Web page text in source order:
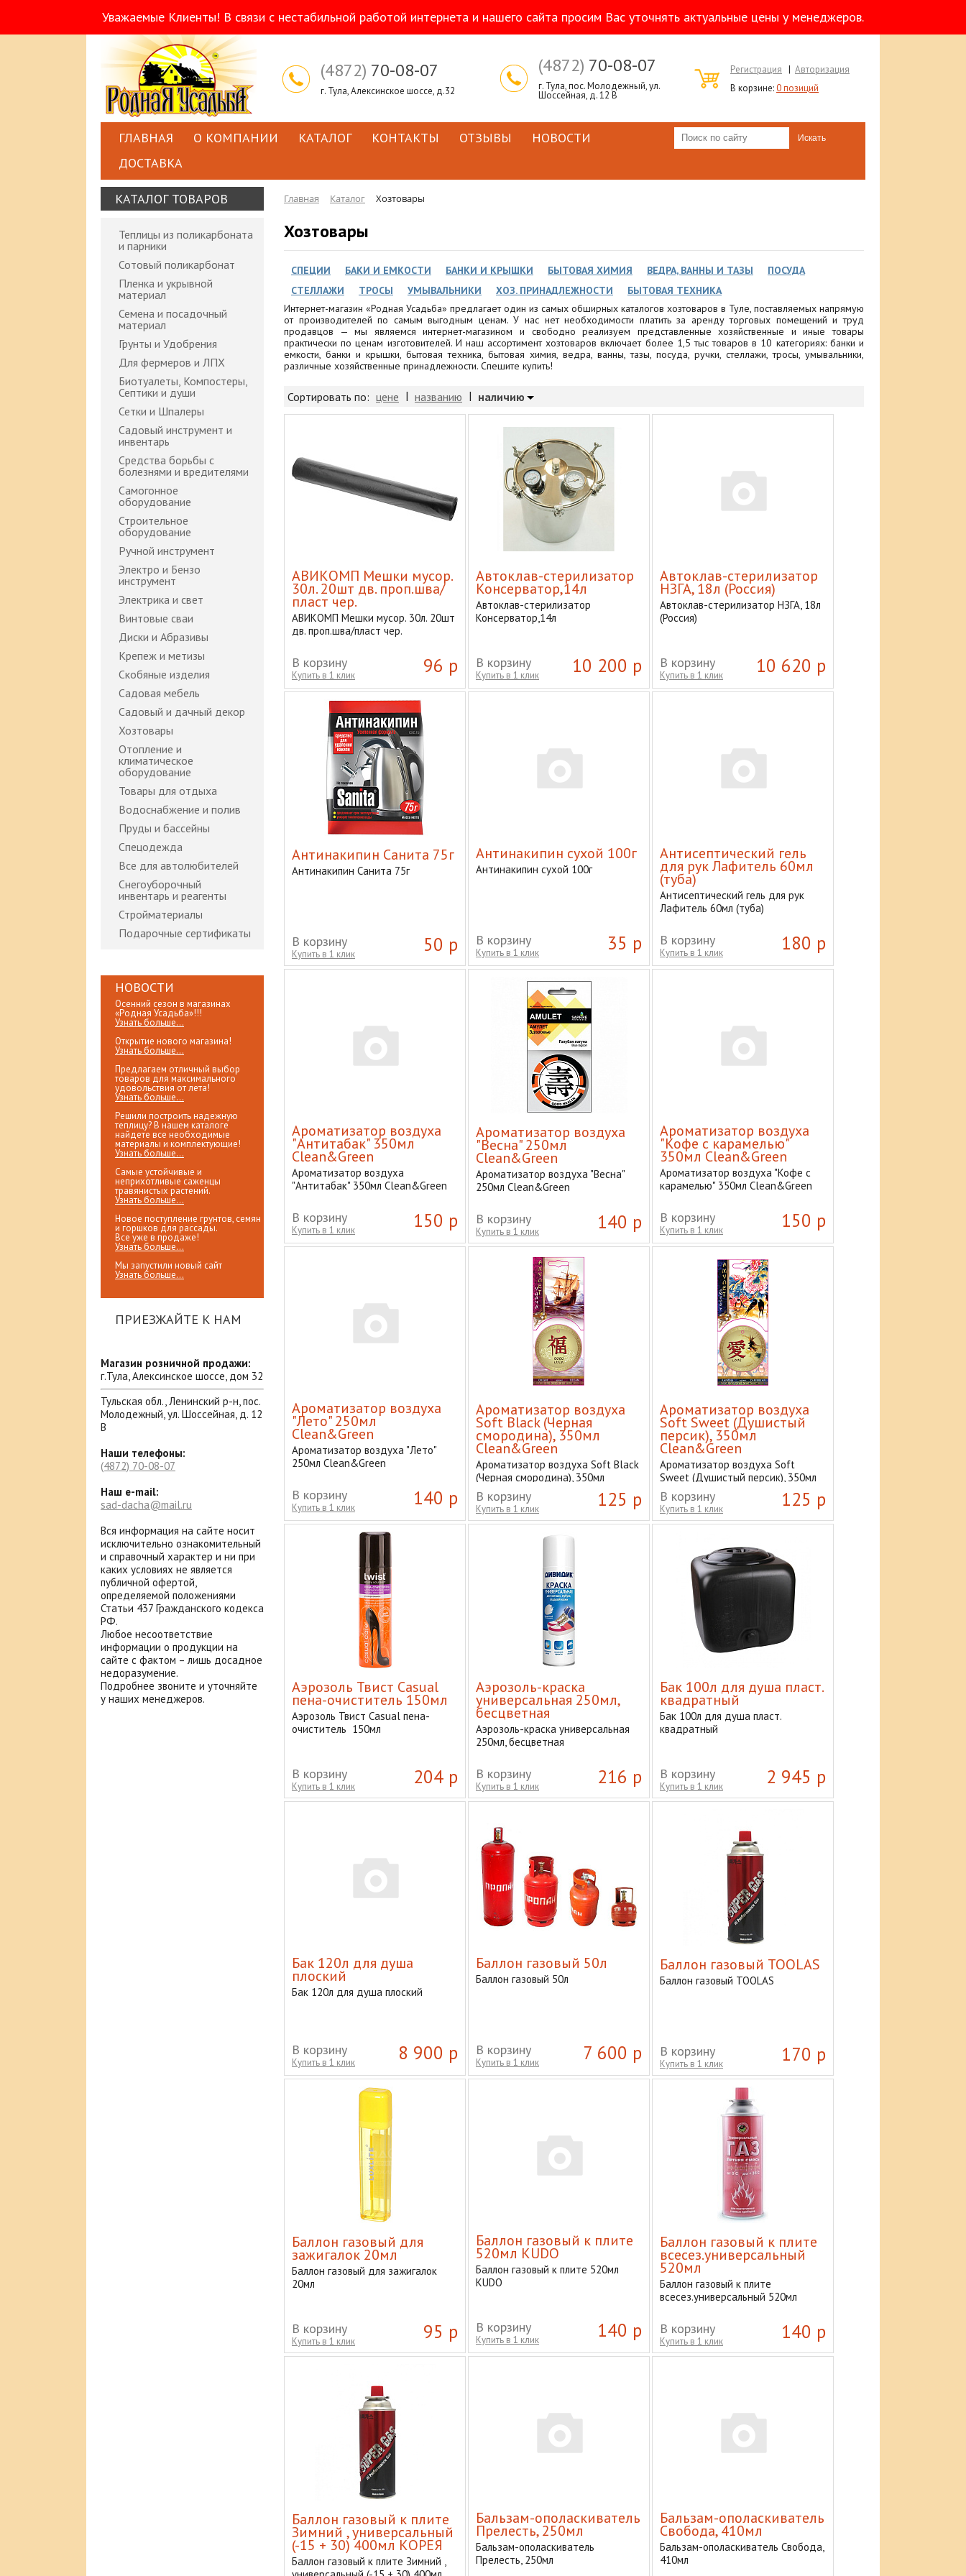
Уважаемые Клиенты! В связи с нестабильной работой интернета и нашего сайта просим Вас уточнять актуальные цены у менеджеров.
(4872) 70-08-07
г. Тула, Алексинское шоссе, д.32
(4872) 70-08-07
г. Тула, пос. Молодежный, ул.
Шоссейная, д. 12 В
Регистрация | Авторизация
В корзине:0 позиций
ГЛАВНАЯ О КОМПАНИИ КАТАЛОГ КОНТАКТЫ ОТЗЫВЫ
НОВОСТИ
ДОСТАВКА
КАТАЛОГ ТОВАРОВ
Теплицы из поликарбоната
и парники
Сотовый поликарбонат
Пленка и укрывной
материал
Семена и посадочный
материал
Грунты и Удобрения
Для фермеров и ЛПХ
Биотуалеты, Компостеры,
Септики и души
Сетки и Шпалеры
Садовый инструмент и
инвентарь
Средства борьбы с
болезнями и вредителями
Самогонное
оборудование
Строительное
оборудование
Ручной инструмент
Электро и Бензо
инструмент
Электрика и свет
Винтовые сваи
Диски и Абразивы
Крепеж и метизы
Скобяные изделия
Садовая мебель
Садовый и дачный декор
Хозтовары
Отопление и
климатическое
оборудование
Товары для отдыха
Водоснабжение и полив
Пруды и бассейны
Спецодежда
Все для автолюбителей
Снегоуборочный
инвентарь и реагенты
Стройматериалы
Подарочные сертификаты
НОВОСТИ
Осенний сезон в магазинах
«Родная Усадьба»!!!
Узнать больше...
Открытие нового магазина!
Узнать больше...
Предлагаем отличный выбор
товаров для максимального
удовольствия от лета!
Узнать больше...
Решили построить надежную
теплицу? В нашем каталоге
найдете все необходимые
материалы и комплектующие!
Узнать больше...
Самые устойчивые и
неприхотливые саженцы
травянистых растений.
Узнать больше...
Новое поступление грунтов, семян
и горшков для рассады.
Все уже в продаже!
Узнать больше...
Мы запустили новый сайт
Узнать больше...
ПРИЕЗЖАЙТЕ К НАМ
Магазин розничной продажи:
г.Тула, Алексинское шоссе, дом 32
Тульская обл., Ленинский р-н, пос.
Молодежный, ул. Шоссейная, д. 12
В
Наши телефоны:
(4872) 70-08-07
Наш e-mail:
sad-dacha@mail.ru
Вся информация на сайте носит
исключительно ознакомительный
и справочный характер и ни при
каких условиях не является
публичной офертой,
определяемой положениями
Статьи 437 Гражданского кодекса
РФ.
Любое несоответствие
информации о продукции на
сайте с фактом – лишь досадное
недоразумение.
Подробнее звоните и уточняйте
у наших менеджеров.
Главная Каталог Хозтовары
Хозтовары
СПЕЦИИ БАКИ И ЕМКОСТИ БАНКИ И КРЫШКИ БЫТОВАЯ ХИМИЯ ВЕДРА, ВАННЫ И ТАЗЫ
ПОСУДА
СТЕЛЛАЖИ
ТРОСЫ УМЫВАЛЬНИКИ ХОЗ. ПРИНАДЛЕЖНОСТИ
БЫТОВАЯ ТЕХНИКА
Интернет-магазин «Родная Усадьба» предлагает один из самых обширных каталогов хозтоваров в Туле, поставляемых напрямую
от производителей по самым выгодным ценам. У нас нет необходимости платить за аренду торговых помещений и труд
продавцов — мы являемся интернет-магазином и свободно реализуем представленные хозяйственные и иные товары
практически по ценам изготовителей. И наш ассортимент хозтоваров включает более 1,5 тыс товаров в 10 категориях: банки и
емкости, банки и крышки, бытовая техника, бытовая химия, ведра, ванны, тазы, посуда, ручки, стеллажи, тросы, умывальники,
различные хозяйственные принадлежности. Спешите купить!
Сортировать по: цене | названию | наличию
АВИКОМП Мешки мусор.
30л. 20шт дв. проп.шва/
пласт чер.
АВИКОМП Мешки мусор. 30л. 20шт
дв. проп.шва/пласт чер.
96 р
В корзину
Купить в 1 клик
Автоклав-стерилизатор
Консерватор,14л
Автоклав-стерилизатор
Консерватор,14л
10 200 р
В корзину
Купить в 1 клик
Автоклав-стерилизатор
НЗГА, 18л (Россия)
Автоклав-стерилизатор НЗГА, 18л
(Россия)
10 620 р
В корзину
Купить в 1 клик
Антинакипин Санита 75г
Антинакипин Санита 75г
50 р
В корзину
Купить в 1 клик
Антинакипин сухой 100г
Антинакипин сухой 100г
35 р
В корзину
Купить в 1 клик
Антисептический гель
для рук Лафитель 60мл
(туба)
Антисептический гель для рук
Лафитель 60мл (туба)
180 р
В корзину
Купить в 1 клик
Ароматизатор воздуха
"Антитабак" 350мл
Clean&Green
Ароматизатор воздуха
"Антитабак" 350мл Clean&Green
150 р
В корзину
Купить в 1 клик
Ароматизатор воздуха
"Весна" 250мл
Clean&Green
Ароматизатор воздуха "Весна"
250мл Clean&Green
140 р
В корзину
Купить в 1 клик
Ароматизатор воздуха
"Кофе с карамелью"
350мл Clean&Green
Ароматизатор воздуха "Кофе с
карамелью" 350мл Clean&Green
150 р
В корзину
Купить в 1 клик
Ароматизатор воздуха
"Лето" 250мл
Clean&Green
Ароматизатор воздуха "Лето"
250мл Clean&Green
140 р
В корзину
Купить в 1 клик
Ароматизатор воздуха
Soft Black (Черная
смородина), 350мл
Clean&Green
Ароматизатор воздуха Soft Black
(Черная смородина), 350мл
Clean&Green
125 р
В корзину
Купить в 1 клик
Ароматизатор воздуха
Soft Sweet (Душистый
персик), 350мл
Clean&Green
Ароматизатор воздуха Soft
Sweet (Душистый персик), 350мл
Clean&Green
125 р
В корзину
Купить в 1 клик
Аэрозоль Твист Casual
пена-очиститель 150мл
Аэрозоль Твист Casual пена-
очиститель 150мл
204 р
В корзину
Купить в 1 клик
Аэрозоль-краска
универсальная 250мл,
бесцветная
Аэрозоль-краска универсальная
250мл, бесцветная
216 р
В корзину
Купить в 1 клик
Бак 100л для душа пласт.
квадратный
Бак 100л для душа пласт.
квадратный
2 945 р
В корзину
Купить в 1 клик
Бак 120л для душа
плоский
Бак 120л для душа плоский
8 900 р
В корзину
Купить в 1 клик
Баллон газовый 50л
Баллон газовый 50л
7 600 р
В корзину
Купить в 1 клик
Баллон газовый TOOLAS
Баллон газовый TOOLAS
170 р
В корзину
Купить в 1 клик
Баллон газовый для
зажигалок 20мл
Баллон газовый для зажигалок
20мл
95 р
В корзину
Купить в 1 клик
Баллон газовый к плите
520мл KUDO
Баллон газовый к плите 520мл
KUDO
140 р
В корзину
Купить в 1 клик
Баллон газовый к плите
всесез.универсальный
520мл
Баллон газовый к плите
всесез.универсальный 520мл
140 р
В корзину
Купить в 1 клик
Баллон газовый к плите
Зимний , универсальный
(-15 + 30) 400мл КОРЕЯ
Баллон газовый к плите Зимний ,
Бальзам-ополаскиватель
Прелесть, 250мл
Бальзам-ополаскиватель
Прелесть, 250мл
Бальзам-ополаскиватель
Свобода, 410мл
Бальзам-ополаскиватель Свобода,
410мл